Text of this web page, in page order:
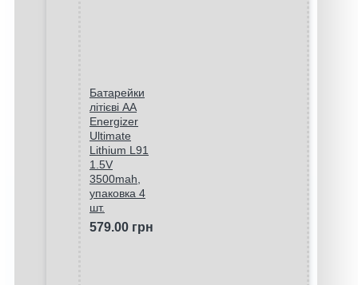
Батарейки
літієві AA
Energizer
Ultimate
Lithium L91
1.5V
3500mah,
упаковка 4
шт.
579.00 грн